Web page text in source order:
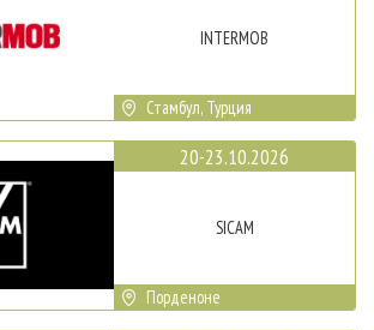
INTERMOB
Стамбул, Турция
20-23.10.2026
SICAM
Порденоне